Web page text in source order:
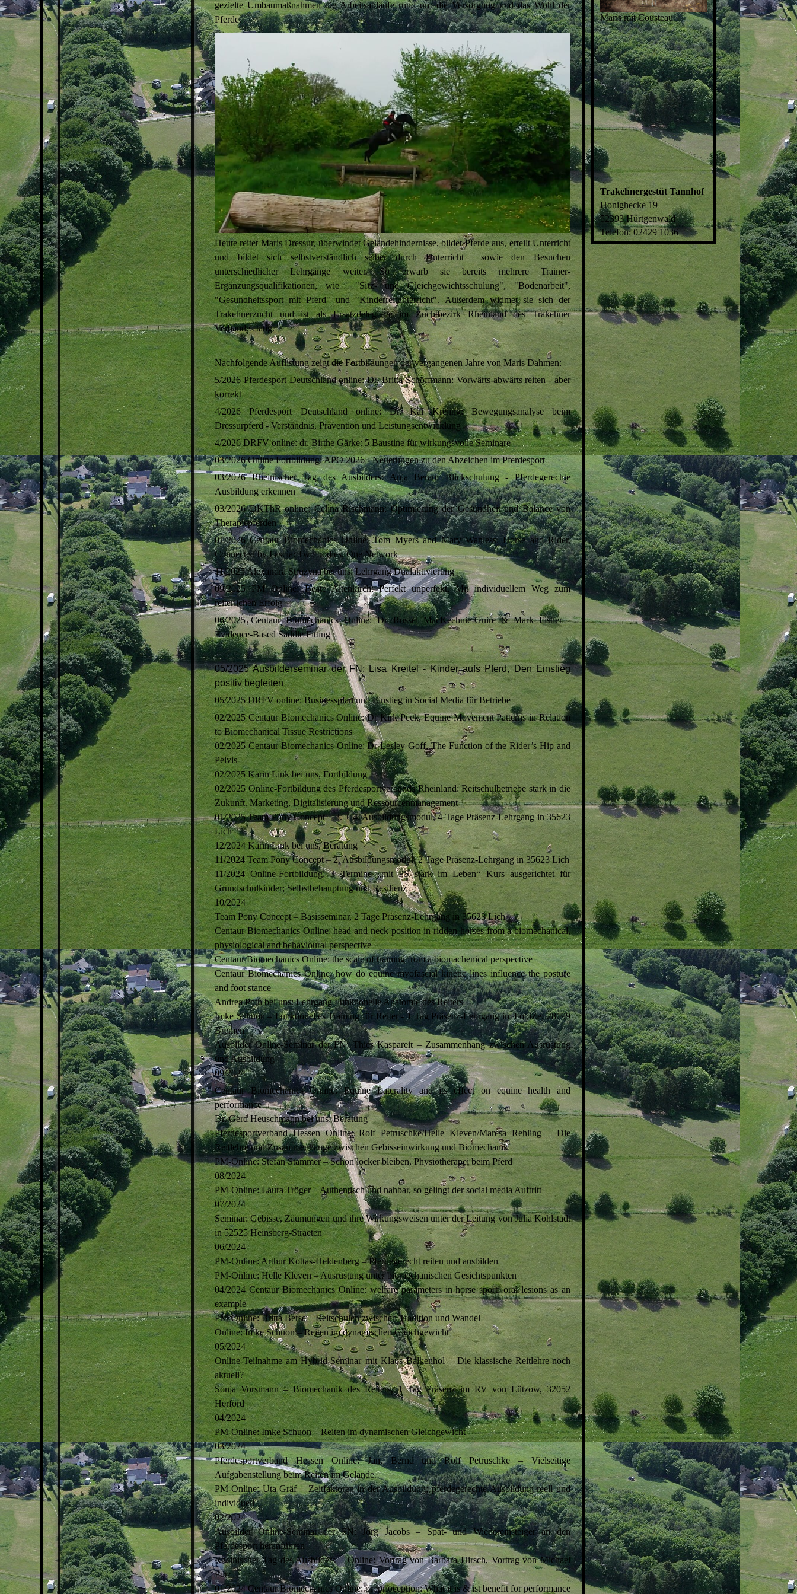
IMPRESSUM
gezielte Umbaumaßnahmen die Arbeitsabläufe rund um die Versorgung und das Wohl der
Pferde.
Heute reitet Maris Dressur, überwindet Geländehindernisse, bildet Pferde aus, erteilt Unterricht
und bildet sich selbstverständlich selber durch Unterricht sowie den Besuchen
unterschiedlicher Lehrgänge weiter. So erwarb sie bereits mehrere Trainer-
Ergänzungsqualifikationen, wie "Sitz- und Gleichgewichtsschulung", "Bodenarbeit",
"Gesundheitssport mit Pferd" und "Kinderreitunterricht". Außerdem widmet sie sich der
Trakehnerzucht und ist als Ersatzdelegierte im Zuchtbezirk Rheinland des Trakehner
Verbandes tätig.
Nachfolgende Auflistung zeigt die Fortbildungen der vergangenen Jahre von Maris Dahmen:
5/2026 Pferdesport Deutschland online: Dr. Britta Schöffmann: Vorwärts-abwärts reiten - aber
korrekt
4/2026 Pferdesport Deutschland online: Dr. Kai Kreling: Bewegungsanalyse beim
Dressurpferd - Verständnis, Prävention und Leistungsentwicklung
4/2026 DRFV online: dr. Birthe Gärke: 5 Baustine für wirkungsvolle Seminare
03/2026 Online Fortbildung: APO 2026 - Neuerungen zu den Abzeichen im Pferdesport
03/2026 Rheinischer Tag des Ausbilders: Anja Beran: Blickschulung - Pferdegerechte
Ausbildung erkennen
03/2026 DKThR online: Celina Rischmann: Optimierung der Gesundheit und Balance von
Therapiepferden
01/2026 Centaur Biomechanics Online: Tom Myers and Mary Wanless: Horse and Rider,
Connected by Fascia: Two bodies, One Network
11/2025 Alexandra Struzyna bei uns: Lehrgang Dualaktivierung
09/2025 PM Online: Beate Altenkirch: Perfekt unperfekt, Mit individuellem Weg zum
reiterlichen Erfolg
06/2025 Centaur Biomechanics Online: Dr Russel MacKechnie-Guire & Mark Fisher -
Evidence-Based Saddle Fitting
05/2025 Ausbilderseminar der FN: Lisa Kreitel - Kinder aufs Pferd, Den Einstieg
positiv begleiten
05/2025 DRFV online: Businessplan und Einstieg in Social Media für Betriebe
02/2025 Centaur Biomechanics Online: Dr Kirk Peck, Equine Movement Patterns in Relation
to Biomechanical Tissue Restrictions
02/2025 Centaur Biomechanics Online: Dr Lesley Goff, The Function of the Rider’s Hip and
Pelvis
02/2025 Karin Link bei uns, Fortbildung
02/2025 Online-Fortbildung des Pferdesportverbands Rheinland: Reitschulbetriebe stark in die
Zukunft. Marketing, Digitalisierung und Ressourcenmanagement
01/2025 Team Pony Concept – 3. + 4. Ausbildungsmodul, 4 Tage Präsenz-Lehrgang in 35623
Lich
12/2024 Karin Link bei uns, Beratung
11/2024 Team Pony Concept – 2. Ausbildungsmodul, 2 Tage Präsenz-Lehrgang in 35623 Lich
11/2024 Online-Fortbildung, 3 Termine „mit PS stark im Leben“ Kurs ausgerichtet für
Grundschulkinder; Selbstbehauptung und Resilienz
10/2024
Team Pony Concept – Basisseminar, 2 Tage Präsenz-Lehrgang in 35623 Lich
Centaur Biomechanics Online: head and neck position in ridden horses from a biomechanical,
physiological and behavioural perspective
Centaur Biomechanics Online: the scale of training from a biomachenical perspective
Centaur Biomechanics Online: how do equine myofascial kinetic lines influence the posture
and foot stance
Andrea Poth bei uns: Lehrgang Funktionelle Anatomie des Reiters
Imke Schuon – Funktionelles Training für Reiter - 1 Tag Präsenz-Lehrgang im FobiZe, 28199
Bremen
Ausbilder Online-Seminar der FN: Thies Kaspareit – Zusammenhang zwischen Ausrüstung
und Ausbildung
09/2024
Centaur Biomechanics Online: Equine Laterality and its effect on equine health and
performance
Dr. Gerd Heuschmann bei uns, Beratung
Pferdesportverband Hessen Online: Rolf Petruschke/Helle Kleven/Maresa Rehling – Die
Reitlehre und Zusammenhänge zwischen Gebisseinwirkung und Biomechanik
PM-Online: Stefan Stammer – Schön locker bleiben, Physiotherapei beim Pferd
08/2024
PM-Online: Laura Tröger – Authentisch und nahbar, so gelingt der social media Auftritt
07/2024
Seminar: Gebisse, Zäumungen und ihre Wirkungsweisen unter der Leitung von Julia Kohlstadt
in 52525 Heinsberg-Straeten
06/2024
PM-Online: Arthur Kottas-Heldenberg – Pferdegerecht reiten und ausbilden
PM-Online: Helle Kleven – Ausrüstung unter biomechanischen Gesichtspunkten
04/2024 Centaur Biomechanics Online: welfare parameters in horse sport: oral lesions as an
example
PM-Online: Britta Berse – Reitschulen zwischen Tradition und Wandel
Online: Imke Schuon – Reiten im dynamischen Gleichgewicht
05/2024
Online-Teilnahme am Hybrid-Seminar mit Klaus Balkenhol – Die klassische Reitlehre-noch
aktuell?
Sonja Vorsmann – Biomechanik des Reiters, 1 Tag Präsenz im RV von Lützow, 32052
Herford
04/2024
PM-Online: Imke Schuon – Reiten im dynamischen Gleichgewicht
03/2024
Pferdesportverband Hessen Online: Jan, Bernd und Rolf Petruschke – Vielseitige
Aufgabenstellung beim Reiten im Gelände
PM-Online: Uta Gräf – Zeitfaktoren in der Ausbildung; pferdegerechte Ausbildung reell und
individuell
02/2024
Ausbilder Online-Seminar der FN: Jörg Jacobs – Spät- und Wiedereinsteiger an den
Pferdesport heranführen
Rheinischer Tag des Ausbilders – Online: Vortrag von Barbara Hirsch, Vortrag von Michael
Putz
01/2024 Centaur Biomechanics Online: proprioception: What it is & ist benefit for performance
Maris mit Cousteau
Trakehnergestüt Tannhof
Honighecke 19
52393 Hürtgenwald
Telefon: 02429 1036